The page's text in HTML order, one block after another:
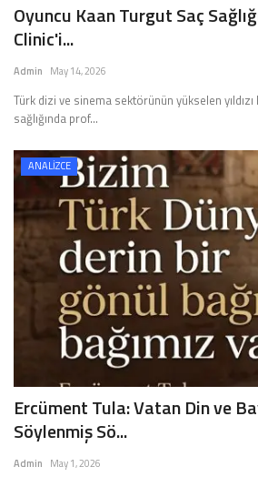
Oyuncu Kaan Turgut Saç
Clinic'i...
Admin May 14, 2026
Türk dizi ve sinema sektörünün yükselen
sağlığında prof...
ANALİZCE
Ercüment Tula: Vatan Din ve
Söylenmiş Sö...
Admin May 1, 2026